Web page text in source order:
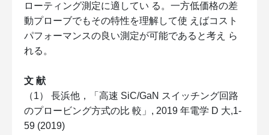
ローティング測定に適してい る。一方低価格の差
動プローブでもその特性を理解して使 えばコスト
パフォーマンスの良い測定が可能であると考え ら
れる。
文 献
（1） 長浜他，「高速 SiC/GaN スイッチング回路
のプロービング方式の比 較」, 2019 年電学 D 大,1-
59 (2019)